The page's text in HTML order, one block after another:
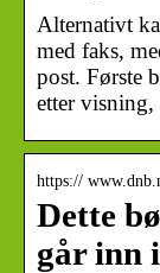
Alternativt
med faks,
post. Første
etter
https://
Dette
går inn